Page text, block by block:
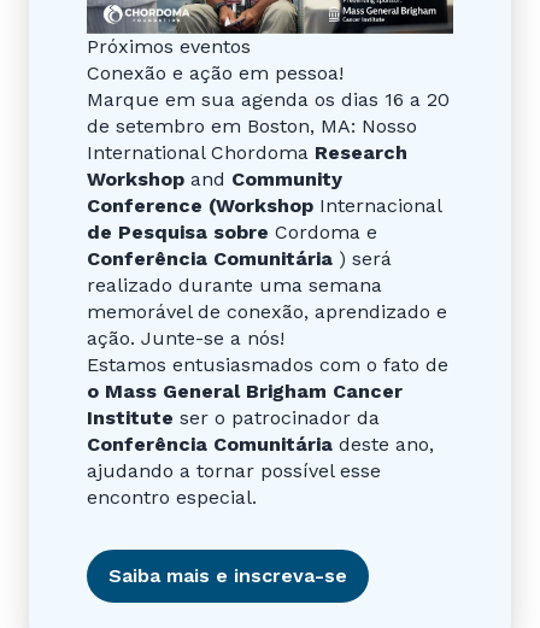
Próximos eventos
Conexão e ação em pessoa!
Marque em sua agenda os dias 16 a 20
de setembro em Boston, MA: Nosso
International Chordoma Research
Workshop and Community
Conference (Workshop Internacional
de Pesquisa sobre Cordoma e
Conferência Comunitária ) será
realizado durante uma semana
memorável de conexão, aprendizado e
ação. Junte-se a nós!
Estamos entusiasmados com o fato de
o Mass General Brigham Cancer
Institute ser o patrocinador da
Conferência Comunitária deste ano,
ajudando a tornar possível esse
encontro especial.
Saiba mais e inscreva-se